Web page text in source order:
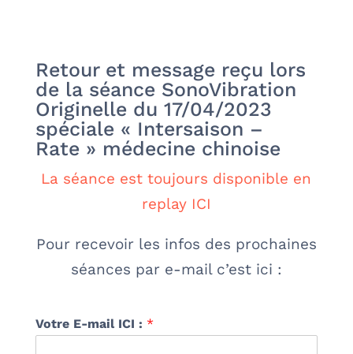
Retour et message reçu lors
de la séance SonoVibration
Originelle du 17/04/2023
spéciale « Intersaison –
Rate » médecine chinoise
La séance est toujours disponible en
replay ICI
Pour recevoir les infos des prochaines
séances par e-mail c’est ici :
Votre E-mail ICI : *